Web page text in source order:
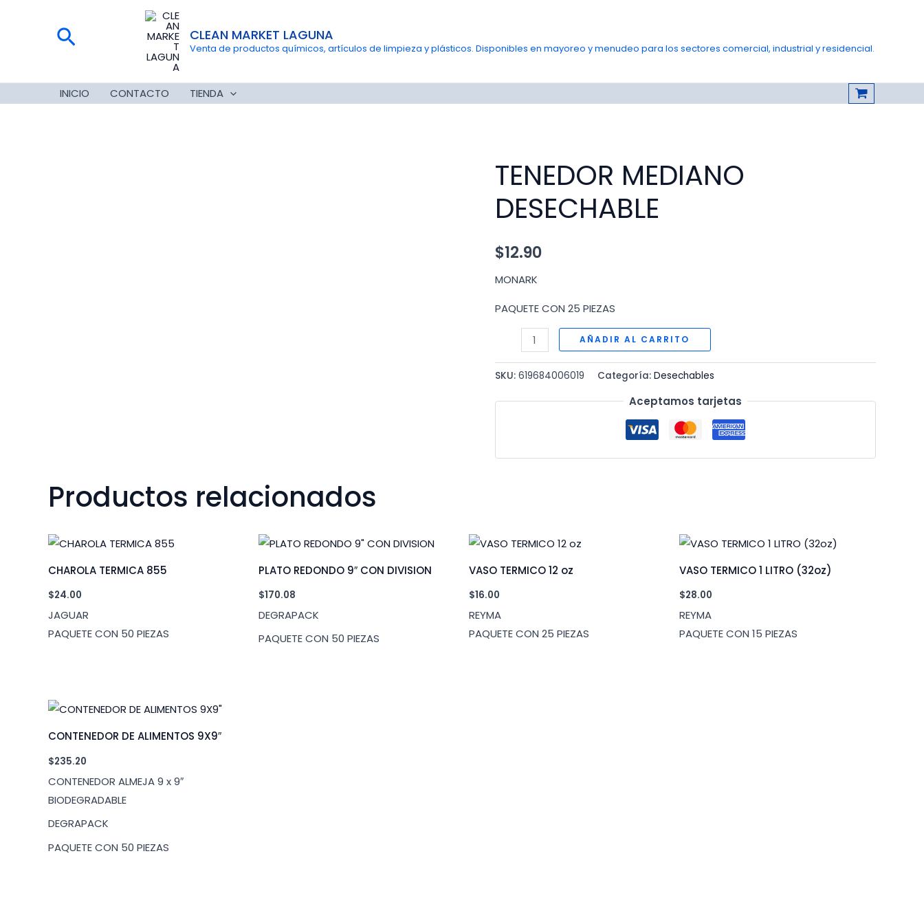
Buscar CLEAN MARKET LAGUNA
Venta de productos químicos, artículos de limpieza y plásticos. Disponibles en mayoreo y menudeo para los sectores comercial, industrial y residencial.
INICIO CONTACTO TIENDA
TENEDOR MEDIANO
DESECHABLE
$12.90
MONARK
PAQUETE CON 25 PIEZAS
TENEDOR
MEDIANO
DESECHABLE
AÑADIR AL CARRITO
SKU:619684006019 Categoría:Desechables
Aceptamos tarjetas
Productos relacionados
CHAROLA TERMICA 855
$24.00
JAGUAR
PAQUETE CON 50 PIEZAS
PLATO REDONDO 9″ CON DIVISION
$170.08
DEGRAPACK
PAQUETE CON 50 PIEZAS
VASO TERMICO 12 oz
$16.00
REYMA
PAQUETE CON 25 PIEZAS
VASO TERMICO 1 LITRO (32oz)
$28.00
REYMA
PAQUETE CON 15 PIEZAS
CONTENEDOR DE ALIMENTOS 9X9″
$235.20
CONTENEDOR ALMEJA 9 x 9″
BIODEGRADABLE
DEGRAPACK
PAQUETE CON 50 PIEZAS